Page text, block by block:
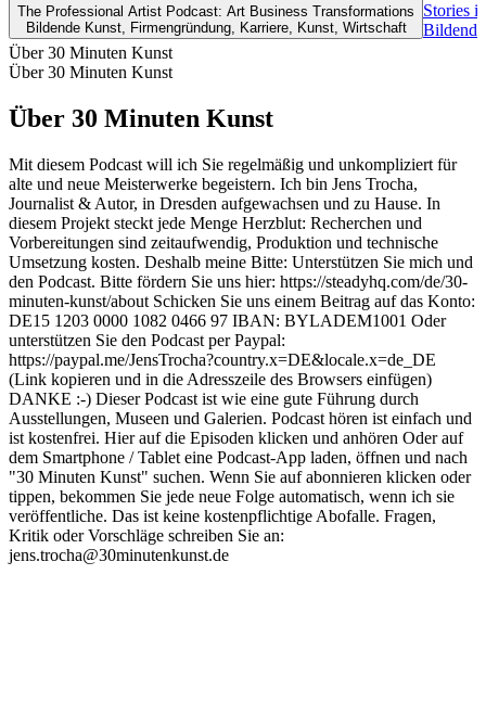
The Professional Artist Podcast: Art Business Transformations
Bildende Kunst, Firmengründung, Karriere, Kunst, Wirtschaft
Stories
Über 30 Minuten Kunst
Über 30 Minuten Kunst
Über 30 Minuten Kunst
Mit diesem Podcast will ich Sie regelmäßig und unkompliziert für
alte und neue Meisterwerke begeistern. Ich bin Jens Trocha,
Journalist & Autor, in Dresden aufgewachsen und zu Hause. In
diesem Projekt steckt jede Menge Herzblut: Recherchen und
Vorbereitungen sind zeitaufwendig, Produktion und technische
Umsetzung kosten. Deshalb meine Bitte: Unterstützen Sie mich und
den Podcast. Bitte fördern Sie uns hier: https://steadyhq.com/de/30-
minuten-kunst/about Schicken Sie uns einem Beitrag auf das Konto:
DE15 1203 0000 1082 0466 97 IBAN: BYLADEM1001 Oder
unterstützen Sie den Podcast per Paypal:
https://paypal.me/JensTrocha?country.x=DE&locale.x=de_DE
(Link kopieren und in die Adresszeile des Browsers einfügen)
DANKE :-) Dieser Podcast ist wie eine gute Führung durch
Ausstellungen, Museen und Galerien. Podcast hören ist einfach und
ist kostenfrei. Hier auf die Episoden klicken und anhören Oder auf
dem Smartphone / Tablet eine Podcast-App laden, öffnen und nach
"30 Minuten Kunst" suchen. Wenn Sie auf abonnieren klicken oder
tippen, bekommen Sie jede neue Folge automatisch, wenn ich sie
veröffentliche. Das ist keine kostenpflichtige Abofalle. Fragen,
Kritik oder Vorschläge schreiben Sie an:
jens.trocha@30minutenkunst.de